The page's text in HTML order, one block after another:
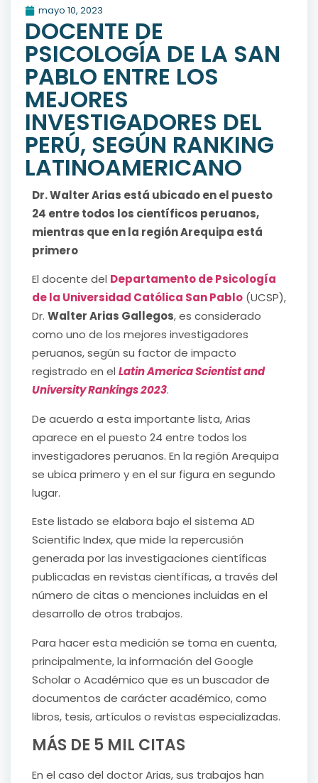
mayo 10, 2023
DOCENTE DE
PSICOLOGÍA DE LA SAN
PABLO ENTRE LOS
MEJORES
INVESTIGADORES DEL
PERÚ, SEGÚN RANKING
LATINOAMERICANO
Dr. Walter Arias está ubicado en el puesto
24 entre todos los científicos peruanos,
mientras que en la región Arequipa está
primero
El docente del Departamento de Psicología
de la Universidad Católica San Pablo (UCSP),
Dr. Walter Arias Gallegos, es considerado
como uno de los mejores investigadores
peruanos, según su factor de impacto
registrado en el Latin America Scientist and
University Rankings 2023.
De acuerdo a esta importante lista, Arias
aparece en el puesto 24 entre todos los
investigadores peruanos. En la región Arequipa
se ubica primero y en el sur figura en segundo
lugar.
Este listado se elabora bajo el sistema AD
Scientific Index, que mide la repercusión
generada por las investigaciones científicas
publicadas en revistas científicas, a través del
número de citas o menciones incluidas en el
desarrollo de otros trabajos.
Para hacer esta medición se toma en cuenta,
principalmente, la información del Google
Scholar o Académico que es un buscador de
documentos de carácter académico, como
libros, tesis, artículos o revistas especializadas.
MÁS DE 5 MIL CITAS
En el caso del doctor Arias, sus trabajos han